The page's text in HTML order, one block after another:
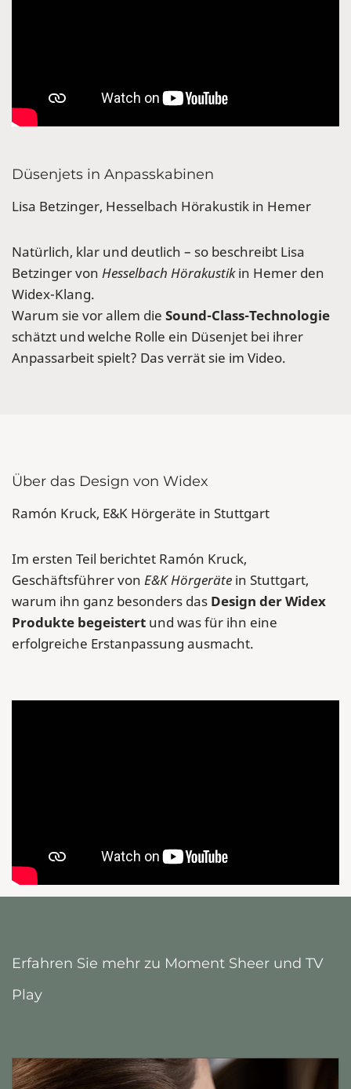
Düsenjets in Anpasskabinen
Lisa Betzinger, Hesselbach Hörakustik in Hemer
Natürlich, klar und deutlich – so beschreibt Lisa
Betzinger von Hesselbach Hörakustikin Hemer den
Widex-Klang.
Warum sie vor allem die Sound-Class-Technologie
schätzt und welche Rolle ein Düsenjet bei ihrer
Anpassarbeit spielt? Das verrät sie im Video.
Über das Design von Widex
Ramón Kruck, E&K Hörgeräte in Stuttgart
Im ersten Teil berichtet Ramón Kruck,
Geschäftsführer von E&K Hörgeräte in Stuttgart,
warum ihn ganz besonders das Design der Widex
Produkte begeistert und was für ihn eine
erfolgreiche Erstanpassung ausmacht.
Erfahren Sie mehr zu Moment Sheer und TV
Play